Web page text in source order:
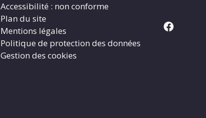
Accessibilité : non conforme
Plan du site
Mentions légales
Politique de protection des données
Gestion des cookies
Facebook